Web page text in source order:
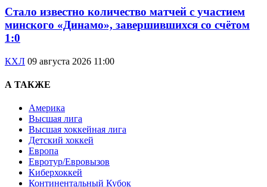
Стало известно количество матчей с участием
минского «Динамо», завершившихся со счётом
1:0
КХЛ 09 августа 2026 11:00
А ТАКЖЕ
Америка
Высшая лига
Высшая хоккейная лига
Детский хоккей
Европа
Евротур/Евровызов
Киберхоккей
Континентальный Кубок